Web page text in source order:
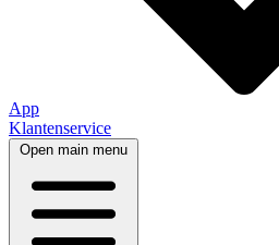
App
Klantenservice
Open main menu